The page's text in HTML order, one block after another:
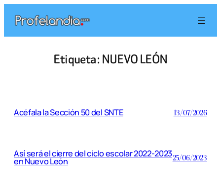
contenido
Etiqueta:NUEVO LEÓN
Acéfala la Sección 50 del SNTE 13/07/2026
Así será el cierre del ciclo escolar 2022-2023
en Nuevo León 25/06/2023